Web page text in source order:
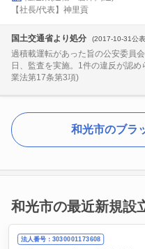
【社長/代表】神里貢
国土交通省より処分 (2017-10-31公
過積載運転があった旨の公安委員
日、監査を実施。1件の違反が認
業法第17条第3項)
和光市のブラ
和光市の最近新規設
法人番号：3030001173608